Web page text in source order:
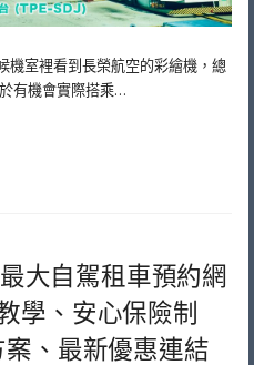
機室裡看到長榮航空的彩繪機，總
有機會實際搭乘…
大自駕租車預約網
學、安心保險制
、最新優惠連結